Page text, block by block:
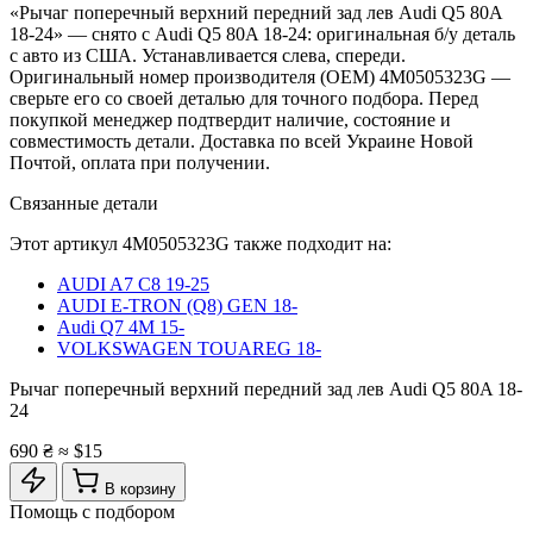
«Рычаг поперечный верхний передний зад лев Audi Q5 80A
18-24» — снято с Audi Q5 80A 18-24: оригинальная б/у деталь
с авто из США. Устанавливается слева, спереди.
Оригинальный номер производителя (OEM) 4M0505323G —
сверьте его со своей деталью для точного подбора. Перед
покупкой менеджер подтвердит наличие, состояние и
совместимость детали. Доставка по всей Украине Новой
Почтой, оплата при получении.
Связанные детали
Этот артикул 4M0505323G также подходит на:
AUDI A7 C8 19-25
AUDI E-TRON (Q8) GEN 18-
Audi Q7 4M 15-
VOLKSWAGEN TOUAREG 18-
Рычаг поперечный верхний передний зад лев Audi Q5 80A 18-
24
690 ₴ ≈ $15
В корзину
Помощь с подбором